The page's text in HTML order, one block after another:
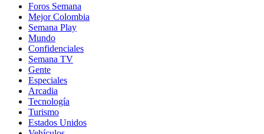
Foros Semana
Mejor Colombia
Semana Play
Mundo
Confidenciales
Semana TV
Gente
Especiales
Arcadia
Tecnología
Turismo
Estados Unidos